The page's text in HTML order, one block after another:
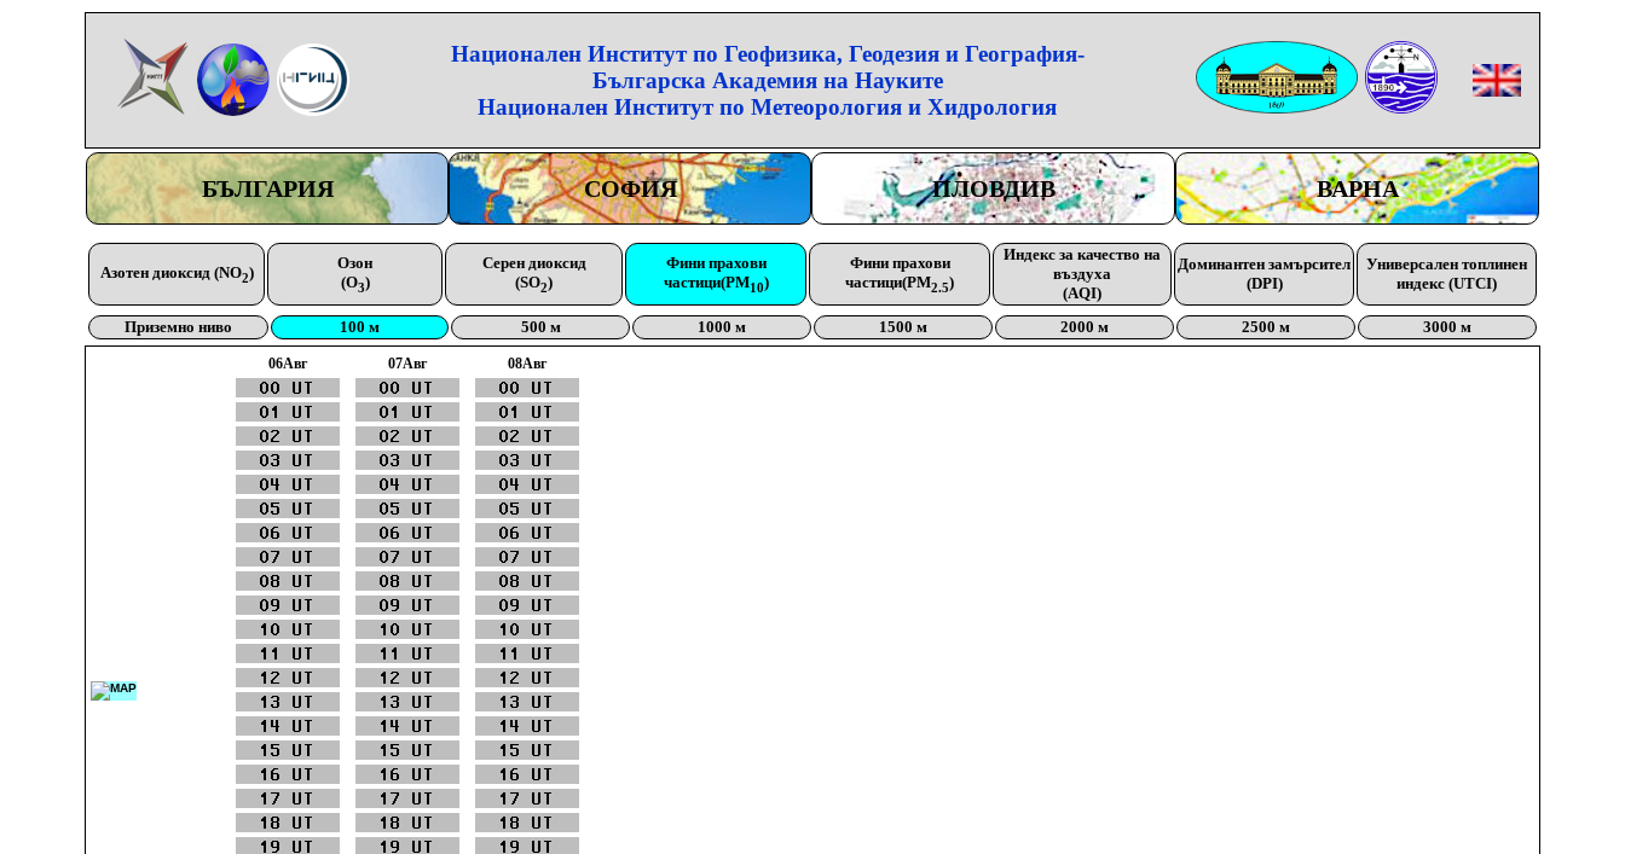
Национален Институт по Геофизика, Геодезия и География-
Българска Академия на Науките
Национален Институт по Метеорология и Хидрология
БЪЛГАРИЯ СОФИЯ ПЛОВДИВ ВАРНА
Азотен диоксид (NO2)
Озон
(O3)
Серен диоксид
(SO2)
Фини прахови
частици(PM10)
Фини прахови
частици(PM2.5)
Индекс за качество на
въздуха
(AQI)
Доминантен замърсител
(DPI)
Универсален топлинен
индекс (UTCI)
Приземно ниво 100 м 500 м 1000 м 1500 м 2000 м 2500 м 3000 м
06Aвг 07Aвг 08Aвг